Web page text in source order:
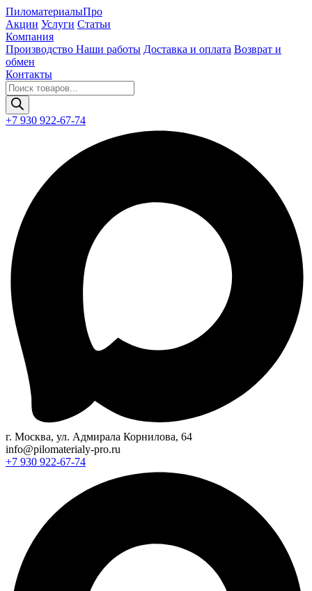
ПиломатериалыПро
Акции Услуги Статьи
Компания
Производство Наши работы Доставка и оплата Возврат и
обмен
Контакты
Поиск
товаров
+7 930 922-67-74
г. Москва, ул. Адмирала Корнилова, 64
info@pilomaterialy-pro.ru
+7 930 922-67-74